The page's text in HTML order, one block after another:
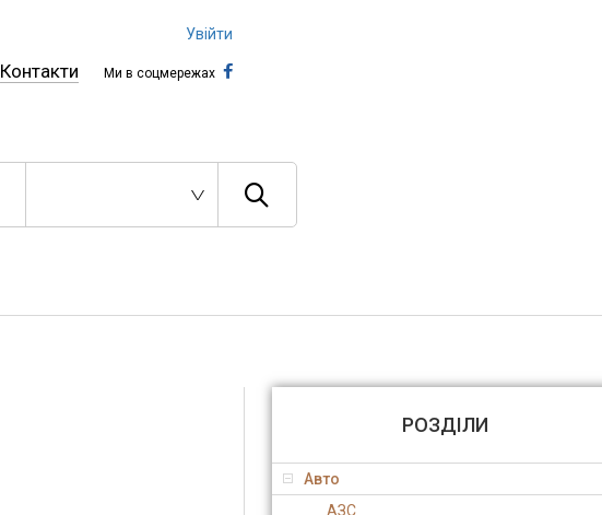
Контакти Ми в соцмережах
Увійти
РОЗДІЛИ
Авто
АЗС